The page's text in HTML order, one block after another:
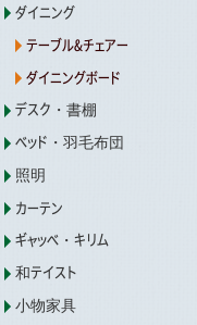
ダイニング
テーブル&チェアー
ダイニングボード
デスク・書棚
ベッド・羽毛布団
照明
カーテン
ギャッベ・キリム
和テイスト
小物家具